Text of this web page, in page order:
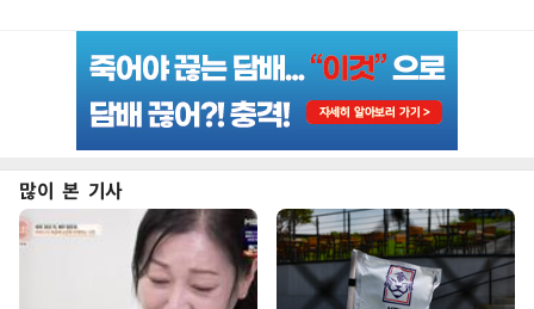
많이 본 기사